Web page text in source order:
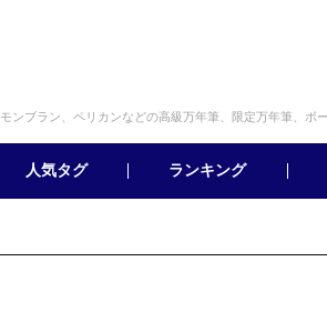
モンブラン、ペリカンなどの高級万年筆、限定万年筆、ボ
人気タグ ランキング